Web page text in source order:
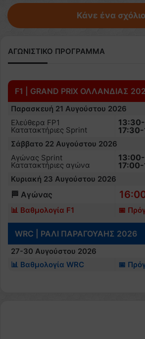
Κάνε ένα σχόλιο
ΑΓΩΝΙΣΤΙΚΟ ΠΡΟΓΡΑΜΜΑ
F1 | GRAND PRIX ΟΛΛΑΝΔΙΑΣ
Παρασκευή 21 Αυγούστου 2026
Ελεύθερα FP1
Κατατακτήριες Sprint
Σάββατο 22 Αυγούστου 2026
Αγώνας Sprint
Κατατακτήριες αγώνα
Κυριακή 23 Αυγούστου 2026
🏁 Αγώνας
📊 Βαθμολογία F1 📅
WRC | ΡΑΛΙ ΠΑΡΑΓΟΥΑΗΣ 2026
27-30 Αυγούστου 2026
📊 Βαθμολογία WRC
📅